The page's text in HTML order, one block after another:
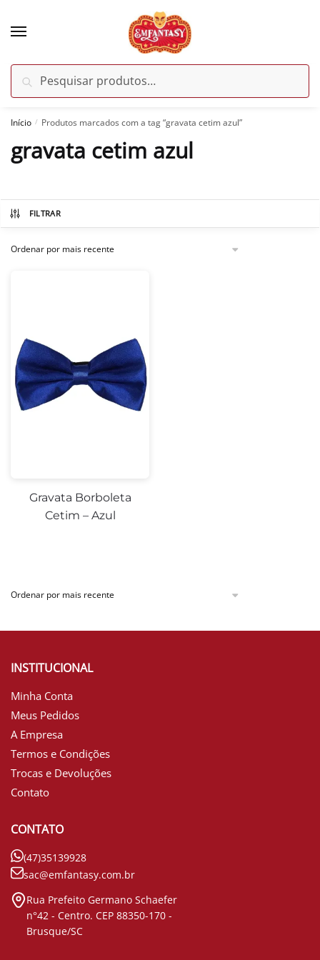
por:
Pesquisar
Início / Produtos marcados com a tag “gravata cetim azul”
gravata cetim azul
FILTRAR
Gravata Borboleta
Cetim – Azul
INSTITUCIONAL
Minha Conta
Meus Pedidos
A Empresa
Termos e Condições
Trocas e Devoluções
Contato
CONTATO
(47)35139928
sac@emfantasy.com.br
Rua Prefeito Germano Schaefer
n°42 - Centro. CEP 88350-170 -
Brusque/SC